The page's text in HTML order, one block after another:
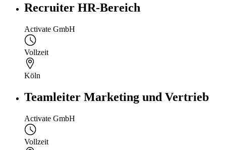
Recruiter HR-Bereich
Activate GmbH
Vollzeit
Köln
Teamleiter Marketing und Vertrieb
Activate GmbH
Vollzeit